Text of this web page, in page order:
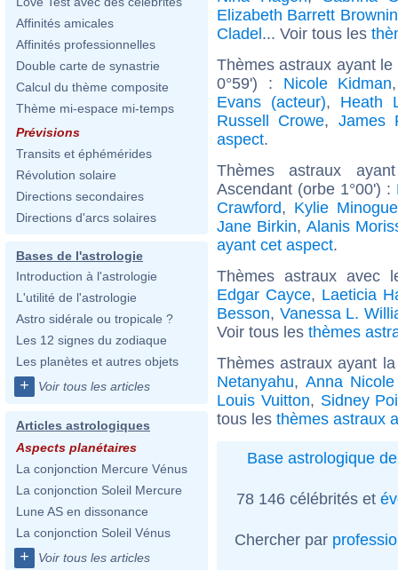
Affinités amicales
Affinités professionnelles
Double carte de synastrie
Calcul du thème composite
Thème mi-espace mi-temps
Prévisions
Transits et éphémérides
Révolution solaire
Directions secondaires
Directions d'arcs solaires
Bases de l'astrologie
Introduction à l'astrologie
L'utilité de l'astrologie
Astro sidérale ou tropicale ?
Les 12 signes du zodiaque
Les planètes et autres objets
+ Voir tous les articles
Articles astrologiques
Aspects planétaires
La conjonction Mercure Vénus
La conjonction Soleil Mercure
Lune AS en dissonance
La conjonction Soleil Vénus
+ Voir tous les articles
Elizabeth Barrett
Cladel... Voir tous les
Thèmes astraux ayant
0°59') : Nicole Kidman
Evans (acteur), Heath
Russell Crowe, James
aspect.
Thèmes astraux
Ascendant (orbe 1°00') :
Crawford, Kylie Minogue
Jane Birkin, Alanis
ayant cet aspect.
Thèmes astraux avec
Edgar Cayce, Laeticia
Besson, Vanessa L.
Voir tous les thèmes
Thèmes astraux ayant
Netanyahu, Anna
Louis Vuitton, Sidney
tous les thèmes astraux
Base astrologique
78 146 célébrités et
Chercher par